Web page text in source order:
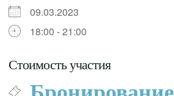
09.03.2023
18:00 - 21:00
Стоимость участия